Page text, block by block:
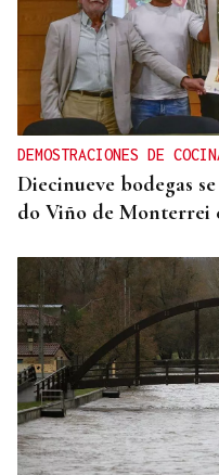
DEMOSTRACIONES DE
Diecinueve bodegas
do Viño de Monterrei